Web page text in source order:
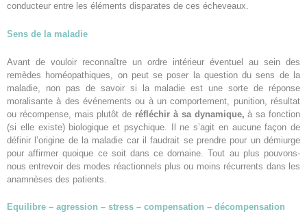
conducteur entre les éléments disparates de ces écheveaux.
Sens de la maladie
Avant de vouloir reconnaître un ordre intérieur éventuel au sein des
remèdes homéopathiques, on peut se poser la question du sens de la
maladie, non pas de savoir si la maladie est une sorte de réponse
moralisante à des événements ou à un comportement, punition, résultat
ou récompense, mais plutôt de réfléchir à sa dynamique, à sa fonction
(si elle existe) biologique et psychique. Il ne s’agit en aucune façon de
définir l’origine de la maladie car il faudrait se prendre pour un démiurge
pour affirmer quoique ce soit dans ce domaine. Tout au plus pouvons-
nous entrevoir des modes réactionnels plus ou moins récurrents dans les
anamnèses des patients.
Equilibre – agression – stress – compensation – décompensation